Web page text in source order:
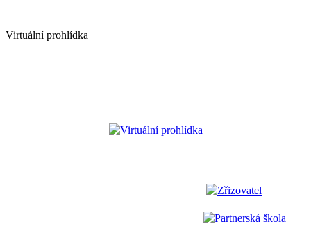
Virtuální prohlídka
Virtuální prohlídka
Zřizovatel
Partnerská škola